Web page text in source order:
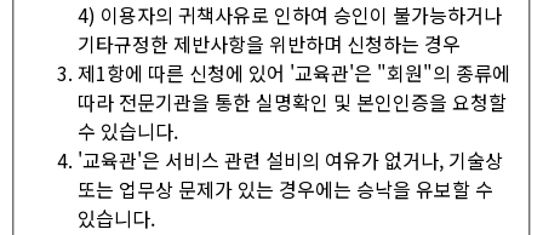
4) 이용자의 귀책사유로 인하여 승인이 불가능하거나
기타규정한 제반사항을 위반하며 신청하는 경우
제1항에 따른 신청에 있어 '교육관'은 "회원"의 종류에
따라 전문기관을 통한 실명확인 및 본인인증을 요청할
수 있습니다.
'교육관'은 서비스 관련 설비의 여유가 없거나, 기술상
또는 업무상 문제가 있는 경우에는 승낙을 유보할 수
있습니다.